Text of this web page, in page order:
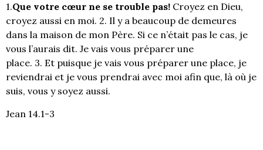
1.Que votre cœur ne se trouble pas! Croyez en Dieu,
croyez aussi en moi. 2. Il y a beaucoup de demeures
dans la maison de mon Père. Si ce n’était pas le cas, je
vous l’aurais dit. Je vais vous préparer une
place. 3. Et puisque je vais vous préparer une place, je
reviendrai et je vous prendrai avec moi afin que, là où je
suis, vous y soyez aussi.
Jean 14.1-3